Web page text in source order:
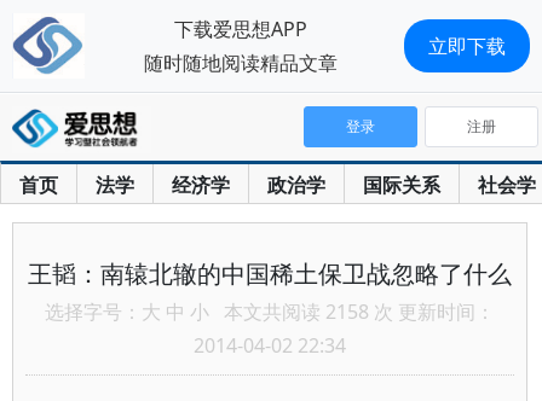
首页 法学 经济学 政治学 国际关系 社会学
登录 注册
王韬：南辕北辙的中国稀土保卫战忽略了什么
选择字号： 大 中 小 本文共阅读 2158 次 更新时间：
2014-04-02 22:34
下载爱思想APP
随时随地阅读精品文章
立即下载